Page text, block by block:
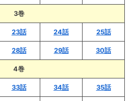
ッサムの10話のネタバレ最
イションと出会う！」まと
サムのネタバレ解説＆考察
3巻
23話 24話 25話
28話 29話 30話
4巻
33話 34話 35話